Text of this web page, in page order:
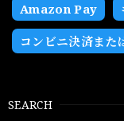
Amazon Pay
コンビニ決済ま
SEARCH